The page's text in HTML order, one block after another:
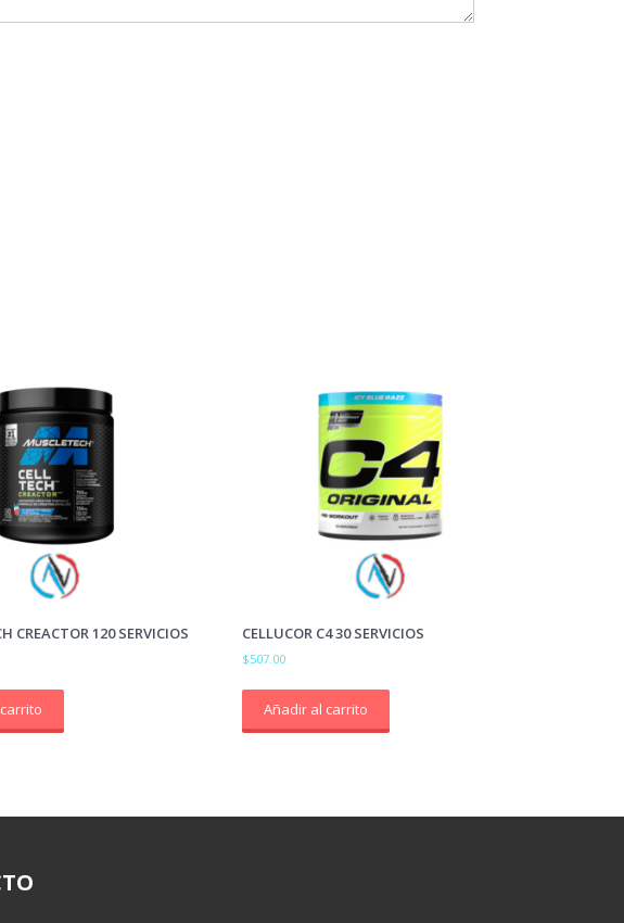
CREACTOR 120 SERVICIOS CELLUCOR C4 30 SERVICIOS
$507.00
Añadir al carrito